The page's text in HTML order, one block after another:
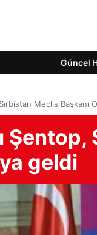
Güncel
Meclis Başkanı
Şentop,
geldi